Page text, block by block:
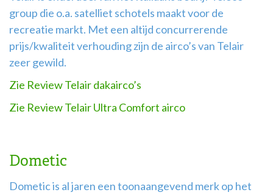
group die o.a. satelliet schotels maakt voor de
recreatie markt. Met een altijd concurrerende
prijs/kwaliteit verhouding zijn de airco’s van Telair
zeer gewild.
Zie Review Telair dakairco’s
Zie Review Telair Ultra Comfort airco
Dometic
Dometic is al jaren een toonaangevend merk op het